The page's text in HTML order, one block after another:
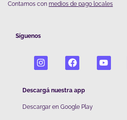
Contamos con medios de pago locales
Síguenos
Descargá nuestra app
Descargar en Google Play